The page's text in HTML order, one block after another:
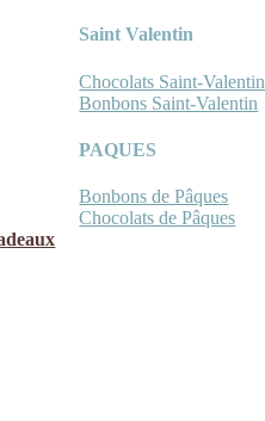
Saint Valentin
Chocolats Saint-Valentin
Bonbons Saint-Valentin
PAQUES
Bonbons de Pâques
Chocolats de Pâques